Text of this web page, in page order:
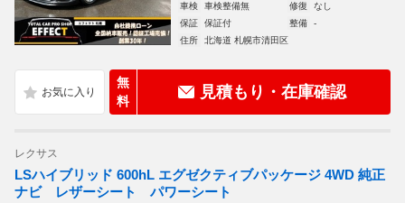
車検
車検整備無 修復
なし
保証
保証付 整備
-
住所
北海道 札幌市清田区
無
料
見積もり・在庫確認
レクサス
LSハイブリッド 600hL エグゼクティブパッケージ 4WD 純正
ナビ レザーシート パワーシート